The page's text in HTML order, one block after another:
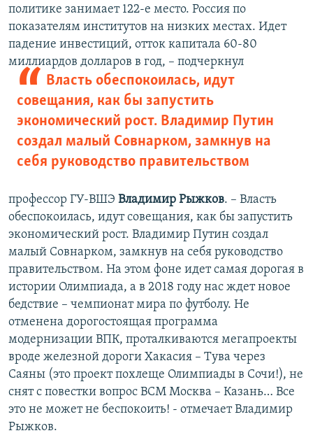
политике занимает 122-е место. Россия по
показателям институтов на низких местах. Идет
падение инвестиций, отток капитала 60-80
миллиардов долларов в год, –
Власть обеспокоилась, идут
совещания, как бы запустить
экономический рост. Владимир Путин
создал малый Совнарком, замкнув на
себя руководство правительством
подчеркнул
профессор ГУ-ВШЭ Владимир Рыжков. – Власть
обеспокоилась, идут совещания, как бы запустить
экономический рост. Владимир Путин создал
малый Совнарком, замкнув на себя руководство
правительством. На этом фоне идет самая дорогая в
истории Олимпиада, а в 2018 году нас ждет новое
бедствие – чемпионат мира по футболу. Не
отменена дорогостоящая программа
модернизации ВПК, проталкиваются мегапроекты
вроде железной дороги Хакасия – Тува через
Саяны (это проект похлеще Олимпиады в Сочи!), не
снят с повестки вопрос ВСМ Москва – Казань… Все
это не может не беспокоить! - отмечает Владимир
Рыжков.